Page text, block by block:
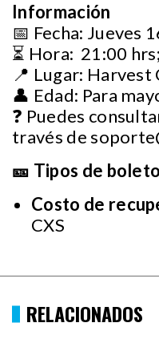
Información
📅 Fecha: Jueves
⏳ Hora: 21:00
📍 Lugar: Harvest
👤 Edad: Para
❓ Puedes
través de
🎫 Tipos de
Costo de
CXS
RELACIONADOS